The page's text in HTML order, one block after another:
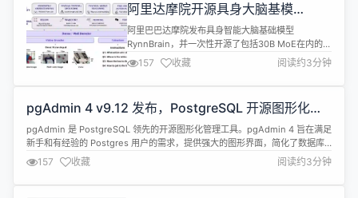
一模型对比原始精度模型等效参数量降...
阿里达摩院开源具身大脑基模
RynnBrain
阿里巴巴达摩院发布具身智能大脑基础模型
RynnBrain，并一次性开源了包括30B MoE在内的7
个全系列模型。同时还开源了全新评测基准
RynnBrain-Bench，用于评测时空细粒度具身任
务。 根据介绍，RynnBrain 模型引入了机器人与环
理。其中，时空记忆能力可让机器人在其完整的历史
记忆中定位物体、...
157 收藏 阅读约3分钟
pgAdmin 4 v9.12 发布，PostgreSQL 开源图形化管
理工具
pgAdmin 是 PostgreSQL 领先的开源图形化管理工具。pgAdmin 4 旨在满足
新手和有经验的 Postgres 用户的需求，提供强大的图形界面，简化了数据库
对象的创建、维护和使用。 pgAdmin 4 v9.12 现已发布，此版本包含 3 项新
功能和 21 项错误修复/系统性改进。一些更新亮点包括： Features 在角色成
员资格选项卡中...
157 收藏 阅读约3分钟